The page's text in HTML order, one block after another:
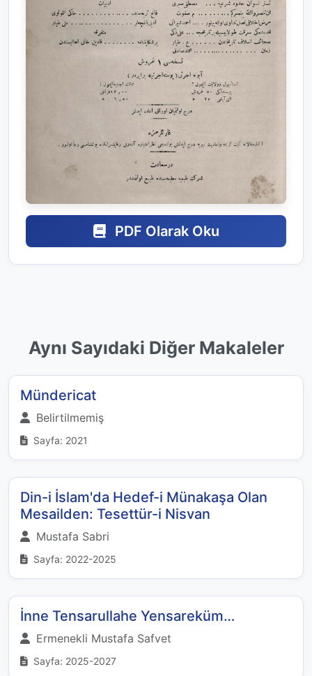
PDF Olarak Oku
Aynı Sayıdaki Diğer Makaleler
Mündericat
Belirtilmemiş
Sayfa: 2021
Din-i İslam'da Hedef-i Münakaşa Olan
Mesailden: Tesettür-i Nisvan
Mustafa Sabri
Sayfa: 2022-2025
İnne Tensarullahe Yensareküm…
Ermenekli Mustafa Safvet
Sayfa: 2025-2027